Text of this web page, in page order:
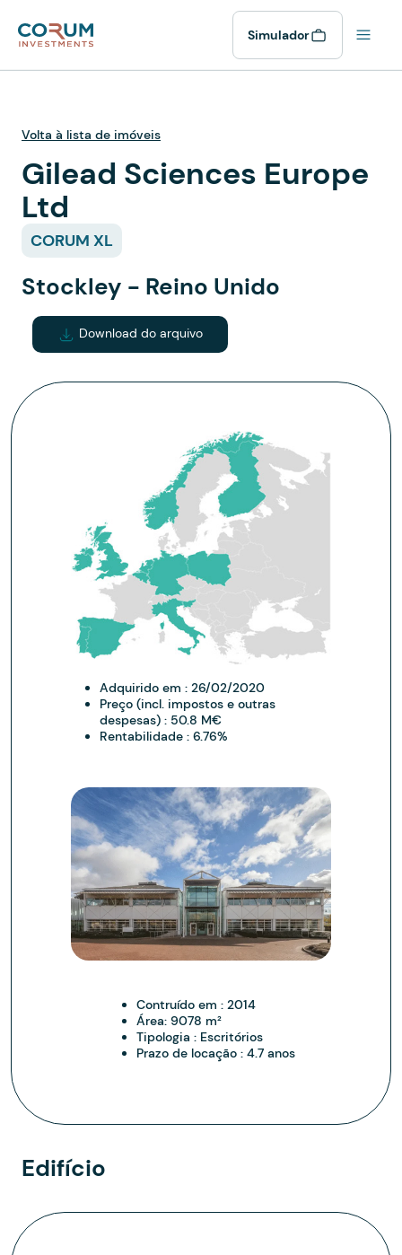
Simulador
Volta à lista de imóveis
Gilead Sciences Europe
Ltd
CORUM XL
Stockley - Reino Unido
Download do arquivo
Adquirido em :26/02/2020
Preço (incl. impostos e outras
despesas) : 50.8 M€
Rentabilidade :6.76%
Contruído em : 2014
Área: 9078 m²
Tipologia : Escritórios
Prazo de locação : 4.7 anos
Edifício